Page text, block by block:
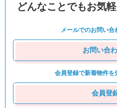
どんなことでもお気
メールでのお問い合
お問い合
会員登録で新着物件を
会員登